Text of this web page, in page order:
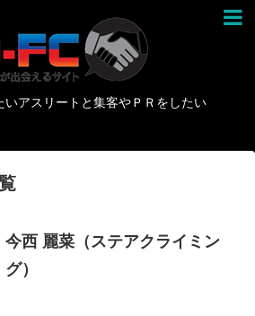
いアスリートと集客やＰＲをしたい
今西 麗菜（ステアクライミン
グ）